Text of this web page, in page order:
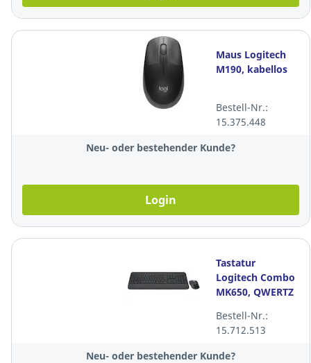
Maus Logitech
M190, kabellos
Bestell-Nr.:
15.375.448
Neu- oder bestehender Kunde?
Login
Tastatur
Logitech Combo
MK650, QWERTZ
wireless
Bestell-Nr.:
15.712.513
Neu- oder bestehender Kunde?